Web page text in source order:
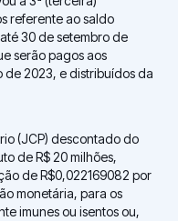
referente ao saldo
30 de setembro de
serão pagos aos
2023, e distribuídos da
(JCP) descontado do
de R$ 20 milhões,
de R$0,022169082 por
monetária, para os
imunes ou isentos ou,